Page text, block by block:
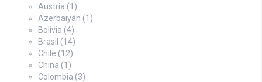
Austria (1)
Azerbaiyán (1)
Bolivia (4)
Brasil (14)
Chile (12)
China (1)
Colombia (3)